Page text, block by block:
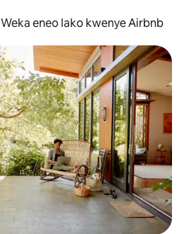
Weka eneo lako kwenye Airbnb